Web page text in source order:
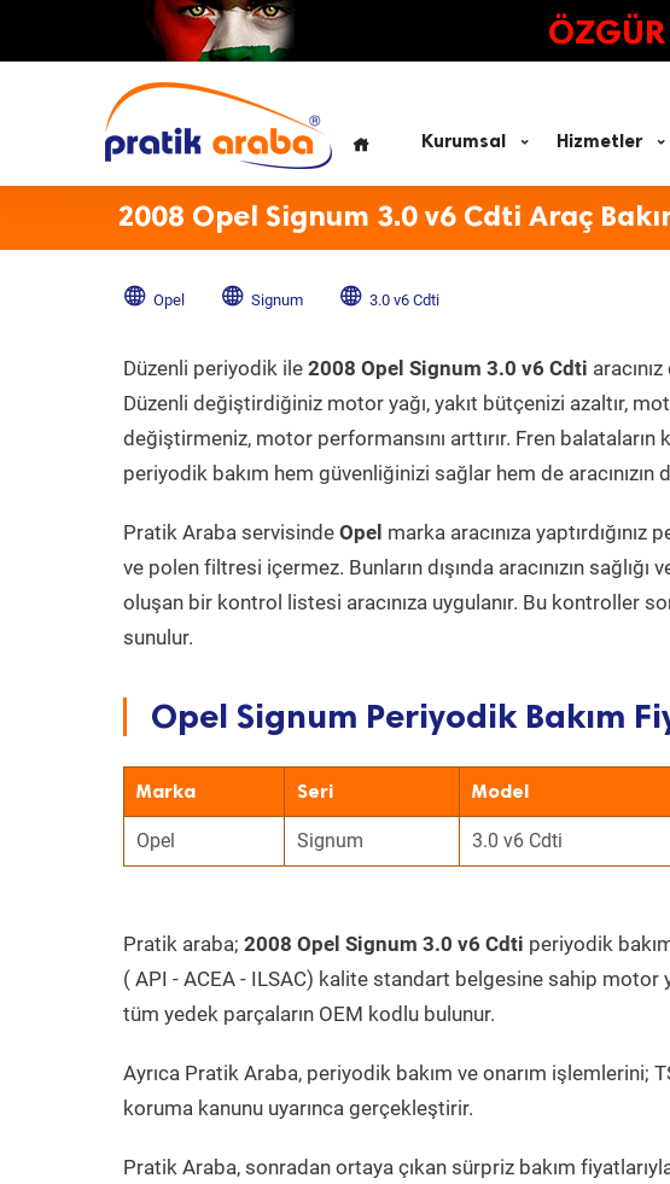
ÖZGÜR
Kurumsal Hizmetler
2008 Opel Signum 3.0 v6 Cdti Araç
Opel Signum 3.0 v6 Cdti
Düzenli periyodik ile 2008 Opel Signum 3.0 v6 Cdti
Düzenli değiştirdiğiniz motor yağı, yakıt bütçenizi azaltır,
değiştirmeniz, motor performansını arttırır. Fren balataların
periyodik bakım hem güvenliğinizi sağlar hem de
Pratik Araba servisinde Opel marka aracınıza
ve polen filtresi içermez. Bunların dışında aracınızın
oluşan bir kontrol listesi aracınıza uygulanır. Bu kontroller
sunulur.
Opel Signum Periyodik Bakım
Marka Seri Model
Opel Signum 3.0 v6 Cdti
Pratik araba; 2008 Opel Signum 3.0 v6 Cdti periyodik
( API - ACEA - ILSAC) kalite standart belgesine sahip motor
tüm yedek parçaların OEM kodlu bulunur.
Ayrıca Pratik Araba, periyodik bakım ve onarım işlemlerini;
koruma kanunu uyarınca gerçekleştirir.
Pratik Araba, sonradan ortaya çıkan sürpriz bakım